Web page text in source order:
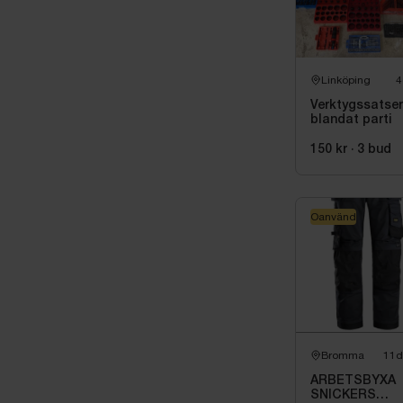
Linköping
blandat parti
150 kr · 3 bud
Bromma
ARBETSBYXA
SNICKERS
Oanvänd